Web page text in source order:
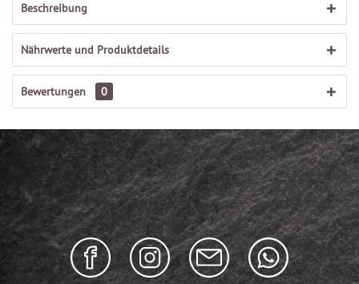
Beschreibung
Nährwerte und Produktdetails
Bewertungen 0